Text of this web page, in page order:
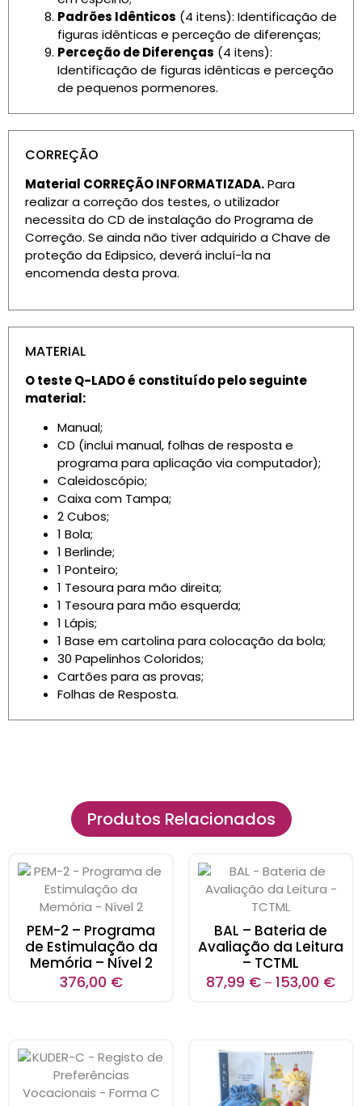
Padrões Idênticos (4 itens): Identificação de
figuras idênticas e perceção de diferenças;
Perceção de Diferenças (4 itens):
Identificação de figuras idênticas e perceção
de pequenos pormenores.
CORREÇÃO
Material CORREÇÃO INFORMATIZADA.Para
realizar a correção dos testes, o utilizador
necessita do CD de instalação do Programa de
Correção. Se ainda não tiver adquirido a Chave de
proteção da Edipsico, deverá incluí-la na
encomenda desta prova.
MATERIAL
O teste Q-LADO é constituído pelo seguinte
material:
Manual;
CD (inclui manual, folhas de resposta e
programa para aplicação via computador);
Caleidoscópio;
Caixa com Tampa;
2 Cubos;
1 Bola;
1 Berlinde;
1 Ponteiro;
1 Tesoura para mão direita;
1 Tesoura para mão esquerda;
1 Lápis;
1 Base em cartolina para colocação da bola;
30 Papelinhos Coloridos;
Cartões para as provas;
Folhas de Resposta.
Produtos Relacionados
PEM-2 – Programa
de Estimulação da
Memória – Nível 2
376,00 €
BAL – Bateria de
Avaliação da Leitura
– TCTML
87,99 € – 153,00 €